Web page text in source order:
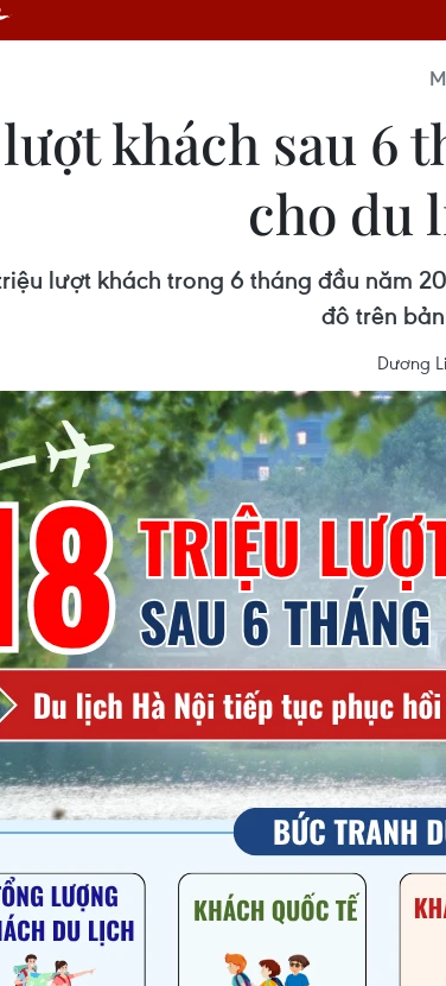
khách sau 6
cho du
lượt khách trong 6 tháng đầu năm
đô trên
Dương